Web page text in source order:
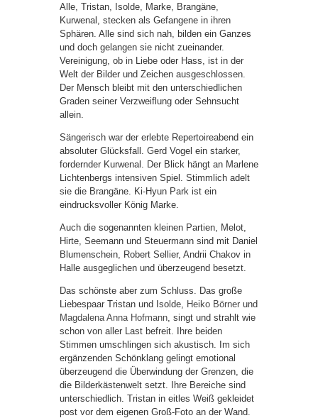
Alle, Tristan, Isolde, Marke, Brangäne,
Kurwenal, stecken als Gefangene in ihren
Sphären. Alle sind sich nah, bilden ein Ganzes
und doch gelangen sie nicht zueinander.
Vereinigung, ob in Liebe oder Hass, ist in der
Welt der Bilder und Zeichen ausgeschlossen.
Der Mensch bleibt mit den unterschiedlichen
Graden seiner Verzweiflung oder Sehnsucht
allein.
Sängerisch war der erlebte Repertoireabend ein
absoluter Glücksfall. Gerd Vogel ein starker,
fordernder Kurwenal. Der Blick hängt an Marlene
Lichtenbergs intensiven Spiel. Stimmlich adelt
sie die Brangäne. Ki-Hyun Park ist ein
eindrucksvoller König Marke.
Auch die sogenannten kleinen Partien, Melot,
Hirte, Seemann und Steuermann sind mit Daniel
Blumenschein, Robert Sellier, Andrii Chakov in
Halle ausgeglichen und überzeugend besetzt.
Das schönste aber zum Schluss. Das große
Liebespaar Tristan und Isolde, Heiko Börner und
Magdalena Anna Hofmann , singt und strahlt wie
schon von aller Last befreit. Ihre beiden
Stimmen umschlingen sich akustisch. Im sich
ergänzenden Schönklang gelingt emotional
überzeugend die Überwindung der Grenzen, die
die Bilderkästenwelt setzt. Ihre Bereiche sind
unterschiedlich. Tristan in eitles Weiß gekleidet
post vor dem eigenen Groß-Foto an der Wand.